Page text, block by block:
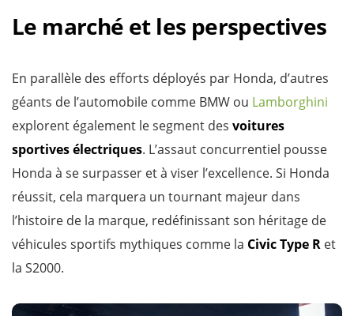
Le marché et les perspectives
En parallèle des efforts déployés par Honda, d’autres
géants de l’automobile comme BMW ou Lamborghini
explorent également le segment des voitures
sportives électriques. L’assaut concurrentiel pousse
Honda à se surpasser et à viser l’excellence. Si Honda
réussit, cela marquera un tournant majeur dans
l’histoire de la marque, redéfinissant son héritage de
véhicules sportifs mythiques comme la Civic Type R et
la S2000.